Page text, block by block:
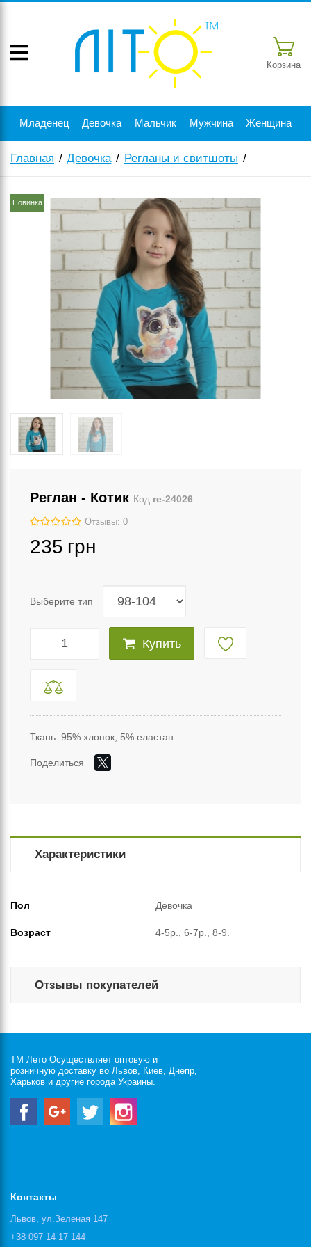
Корзина
Младенец Девочка Мальчик Мужчина Женщина
Главная Девочка Регланы и свитшоты
Новинка
Реглан - Котик Код re-24026
Отзывы: 0
235 грн
Выберите тип
Купить
Ткань: 95% хлопок, 5% еластан
Поделиться
Характеристики
Пол Девочка
Возраст 4-5р., 6-7р., 8-9.
Отзывы покупателей
ТМ Лето Осуществляет оптовую и
розничную доставку во Львов, Киев, Днепр,
Харьков и другие города Украины.
Контакты
Львов, ул.Зеленая 147
+38 097 14 17 144